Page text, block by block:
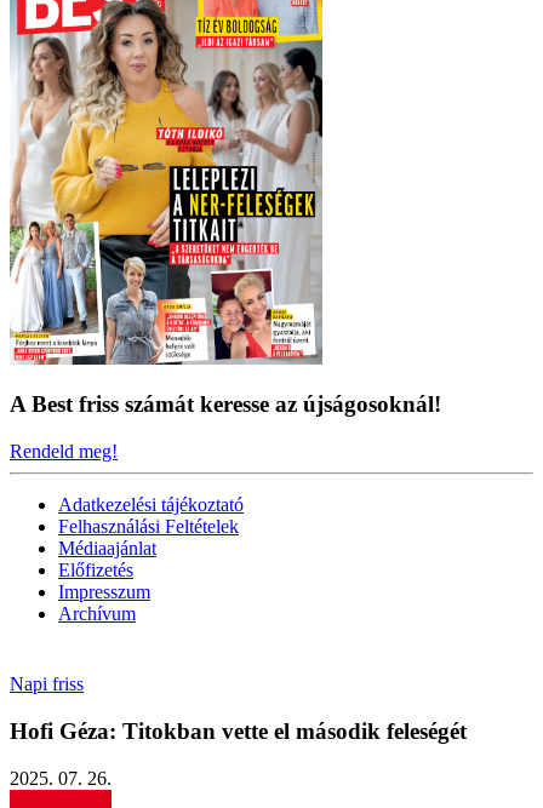
A Best friss számát keresse az újságosoknál!
Rendeld meg!
Adatkezelési tájékoztató
Felhasználási Feltételek
Médiaajánlat
Előfizetés
Impresszum
Archívum
Napi friss
Hofi Géza: Titokban vette el második feleségét
2025. 07. 26.